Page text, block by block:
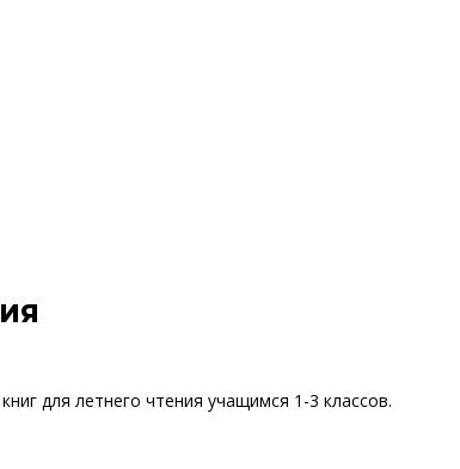
для летнего чтения учащимся 1-3 классов.